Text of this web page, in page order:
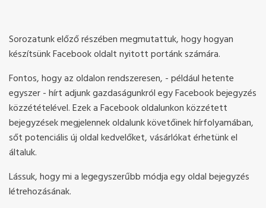
Sorozatunk előző részében megmutattuk, hogy hogyan
készítsünk Facebook oldalt nyitott portánk számára.
Fontos, hogy az oldalon rendszeresen, - például hetente
egyszer - hírt adjunk gazdaságunkról egy Facebook bejegyzés
közzétételével. Ezek a Facebook oldalunkon közzétett
bejegyzések megjelennek oldalunk követőinek hírfolyamában,
sőt potenciális új oldal kedvelőket, vásárlókat érhetünk el
általuk.
Lássuk, hogy mi a legegyszerűbb módja egy oldal bejegyzés
létrehozásának.